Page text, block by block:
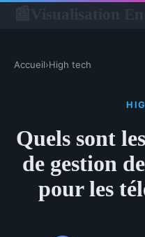
Accueil›High tech
Quels sont
de gestion
pour les